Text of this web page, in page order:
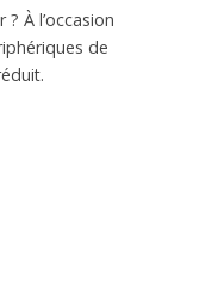
À l’occasion
de